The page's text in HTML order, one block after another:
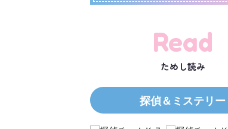
Read
ためし読み
探偵＆ミステリー